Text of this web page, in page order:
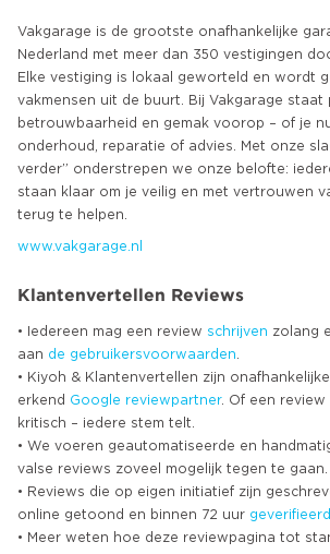
Vakgarage is de grootste onafhankelijke
Nederland met meer dan 350 vestigingen
Elke vestiging is lokaal geworteld en wordt
vakmensen uit de buurt. Bij Vakgarage staat
betrouwbaarheid en gemak voorop – of je
onderhoud, reparatie of advies. Met onze
verder” onderstrepen we onze belofte:
staan klaar om je veilig en met vertrouwen
www.vakgarage.nl
Klantenvertellen Reviews
• Iedereen mag een review schrijven zolang
aan de gebruikersvoorwaarden
• Kiyoh & Klantenvertellen zijn
erkend Google reviewpartner. Of een
kritisch – iedere stem telt.
• We voeren geautomatiseerde en
valse reviews zoveel mogelijk tegen te gaan.
• Reviews die op eigen initiatief zijn
online getoond en binnen 72 uur geverifieerd
• Meer weten hoe deze reviewpagina tot